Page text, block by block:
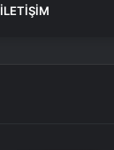
İLETIŞIM